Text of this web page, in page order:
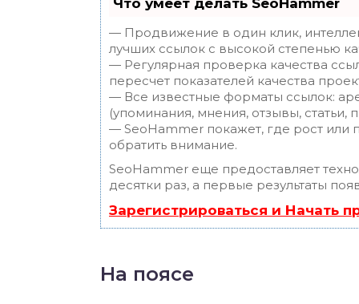
— Продвижение в один клик,
лучших ссылок с высокой степенью
— Регулярная проверка качества
пересчет показателей качества
— Все известные форматы ссылок:
(упоминания, мнения, отзывы, статьи,
— SeoHammer покажет, где рост или
обратить внимание.
SeoHammer еще предоставляет
десятки раз, а первые результаты
Зарегистрироваться и Начать
На поясе